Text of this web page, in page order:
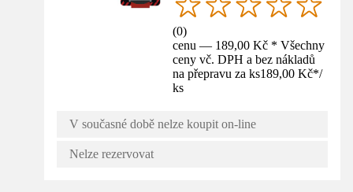
(0)
cenu — 189,00 Kč * Všechny
ceny vč. DPH a bez nákladů
na přepravu za ks189,00 Kč*/
ks
V současné době nelze koupit on-line
Nelze rezervovat